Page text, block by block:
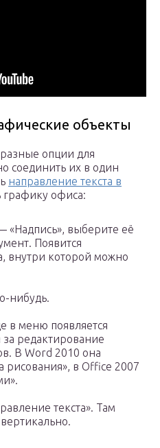
объекты
опции для
соединить их в один
направление текста в
графику офиса:
«Надпись», выберите её
Появится
внутри которой можно
нибудь.
в меню появляется
редактирование
В Word 2010 она
рисования», в Office 2007
текста». Там